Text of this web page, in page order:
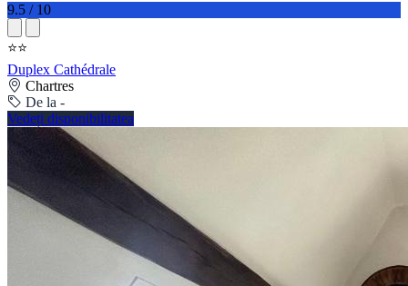
9.5 / 10
⭐⭐
Duplex Cathédrale
Chartres
De la -
Vedeți disponibilitatea